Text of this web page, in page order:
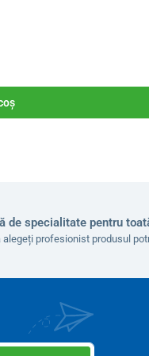
cu un strat de pulbere
poate fi asamblat rapid
100 kg
de specialitate pentru
alegeți profesionist produsul